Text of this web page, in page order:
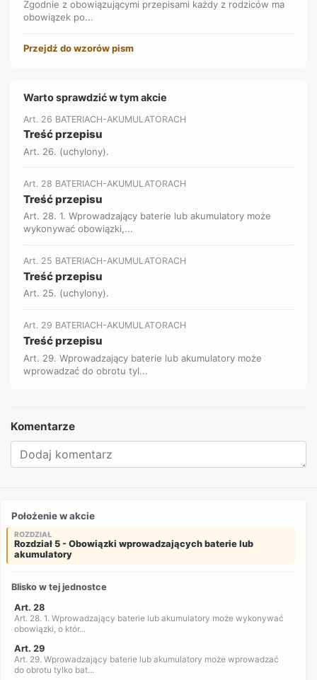
Zgodnie z obowiązującymi przepisami każdy z rodziców ma
obowiązek po...
Przejdź do wzorów pism
Warto sprawdzić w tym akcie
Art. 26 BATERIACH-AKUMULATORACH
Treść przepisu
Art. 26. (uchylony).
Art. 28 BATERIACH-AKUMULATORACH
Treść przepisu
Art. 28. 1. Wprowadzający baterie lub akumulatory może
wykonywać obowiązki,...
Art. 25 BATERIACH-AKUMULATORACH
Treść przepisu
Art. 25. (uchylony).
Art. 29 BATERIACH-AKUMULATORACH
Treść przepisu
Art. 29. Wprowadzający baterie lub akumulatory może
wprowadzać do obrotu tyl...
Komentarze
Położenie w akcie
ROZDZIAŁ
Rozdział 5 - Obowiązki wprowadzających baterie lub
akumulatory
Blisko w tej jednostce
Art. 28
Art. 28. 1. Wprowadzający baterie lub akumulatory może wykonywać
obowiązki, o któr...
Art. 29
Art. 29. Wprowadzający baterie lub akumulatory może wprowadzać
do obrotu tylko bat...